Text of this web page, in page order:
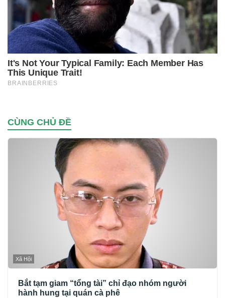
CÙNG CHỦ ĐỀ
Xã Hội
Bắt tạm giam “tổng tài” chỉ đạo nhóm người
hành hung tại quán cà phê